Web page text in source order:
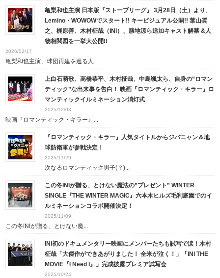
亀梨和也主演 日本版『ストーブリーグ』 3月28日（土）より、
Lemino・WOWOWでスタート!! キービジュアル公開!! 葉山奨
之、梶原善、木村柾哉（INI）、勝地涼ら追加キャスト解禁 &人
物相関図を一挙大公開!!
2026/02/17
亀梨和也主演、球団再建を巡る人...
上白石萌歌、高橋恭平、木村柾哉、中島颯太ら、自身の“ロマン
ティック”な出来事を告白！ 映画『ロマンティック・キラー』ロ
マンティックイルミネーション消灯式
2025/12/03
映画『ロマンティック・キラー』...
『ロマンティック・キラー』人気タイトルからジバニャン＆地
球防衛軍が参戦決定！
2025/11/29
次なるロマンティック男子(？)...
この冬INIが贈る、とけない魔法の”プレゼント” WINTER
SINGLE『THE WINTER MAGIC』六本木ヒルズ毛利庭園でのイ
ルミネーションコラボ開催決定！
2025/11/09
この冬INIが贈る、とけない魔...
INI初のドキュメンタリー映画にメンバーたちも試写で涙！木村
柾哉「大傑作ができあがりました！ 全米が泣く！」「INI THE
MOVIE『I Need I』」完成披露プレミア試写会
2025/10/24